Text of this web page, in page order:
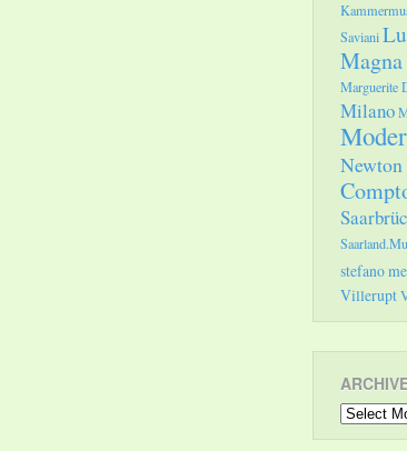
Saviani
Marguerite
Milano
stefano
Villerupt
Archives